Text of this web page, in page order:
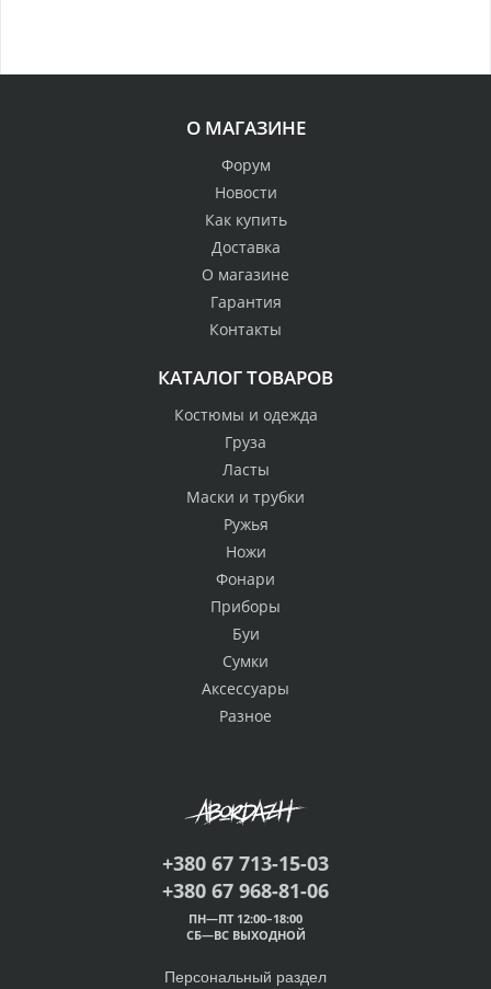
О МАГАЗИНЕ
Форум
Новости
Как купить
Доставка
О магазине
Гарантия
Контакты
КАТАЛОГ ТОВАРОВ
Костюмы и одежда
Груза
Ласты
Маски и трубки
Ружья
Ножи
Фонари
Приборы
Буи
Сумки
Аксессуары
Разное
+380 67 713-15-03
+380 67 968-81-06
ПН—ПТ 12:00–18:00
СБ—ВС ВЫХОДНОЙ
Персональный раздел